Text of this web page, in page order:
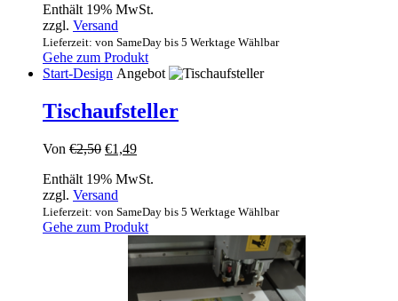
Enthält 19% MwSt.
zzgl. Versand
Lieferzeit: von SameDay bis 5 Werktage Wählbar
Gehe zum Produkt
Start-Design Angebot
Tischaufsteller
Von €2,50 Ursprünglicher
war:
€2,50
€1,49Aktueller
ist:
Enthält 19% MwSt.
zzgl. Versand
Lieferzeit: von SameDay bis 5 Werktage Wählbar
Gehe zum Produkt